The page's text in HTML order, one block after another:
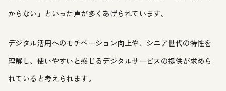
からない」といった声が多くあげられています。
デジタル活用へのモチベーション向上や、シニア世代の特性を
理解し、使いやすいと感じるデジタルサービスの提供が求めら
れていると考えられます。